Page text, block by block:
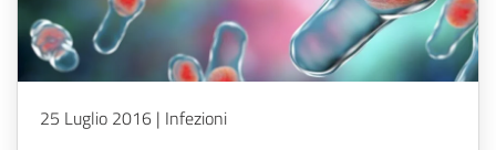
25 Luglio 2016 | Infezioni